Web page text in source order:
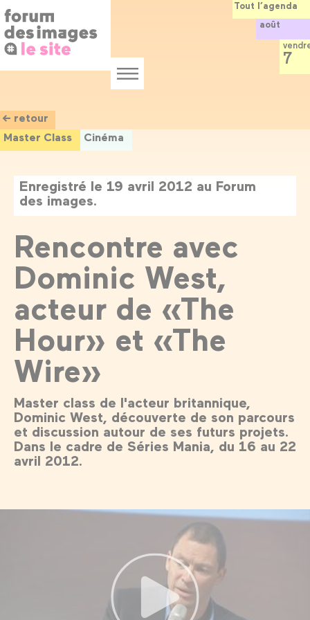
au
contenu
principal
Menu
← retour
Master Class
Cinéma
Enregistré le 19 avril 2012 au Forum
des images.
Rencontre avec
Dominic West,
acteur de «The
Hour» et «The
Wire»
Master class de l'acteur britannique,
Dominic West, découverte de son parcours
et discussion autour de ses futurs projets.
Dans le cadre de Séries Mania, du 16 au 22
avril 2012.
Tout l’agenda
août
7